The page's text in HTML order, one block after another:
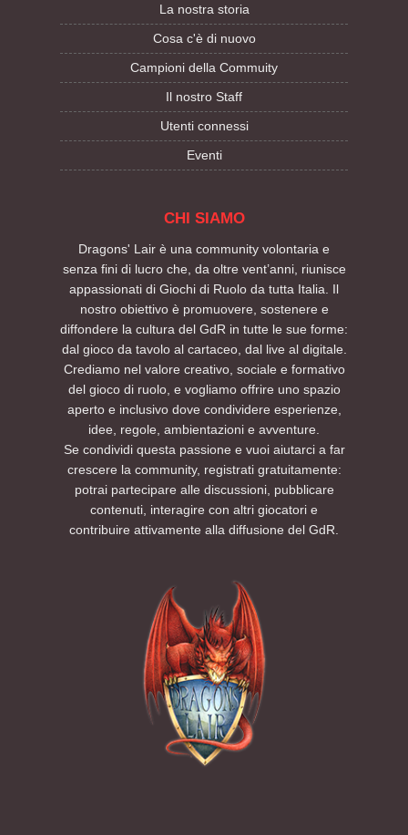
La nostra storia
Cosa c'è di nuovo
Campioni della Commuity
Il nostro Staff
Utenti connessi
Eventi
CHI SIAMO
Dragons' Lair è una community volontaria e
senza fini di lucro che, da oltre vent’anni, riunisce
appassionati di Giochi di Ruolo da tutta Italia. Il
nostro obiettivo è promuovere, sostenere e
diffondere la cultura del GdR in tutte le sue forme:
dal gioco da tavolo al cartaceo, dal live al digitale.
Crediamo nel valore creativo, sociale e formativo
del gioco di ruolo, e vogliamo offrire uno spazio
aperto e inclusivo dove condividere esperienze,
idee, regole, ambientazioni e avventure.
Se condividi questa passione e vuoi aiutarci a far
crescere la community, registrati gratuitamente:
potrai partecipare alle discussioni, pubblicare
contenuti, interagire con altri giocatori e
contribuire attivamente alla diffusione del GdR.